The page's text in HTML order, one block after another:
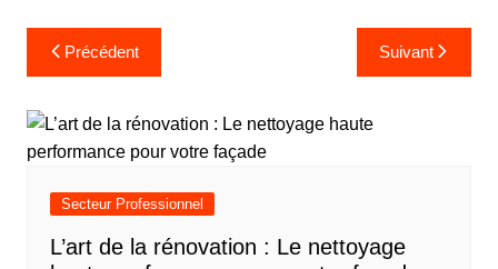
Navigation
de
l’article
Précédent Suivant
Secteur Professionnel
L’art de la rénovation : Le nettoyage